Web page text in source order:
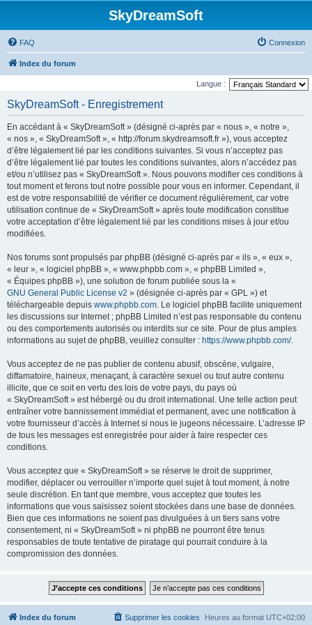
SkyDreamSoft
FAQ Connexion
Index du forum
Langue :
SkyDreamSoft - Enregistrement
En accédant à « SkyDreamSoft » (désigné ci-après par « nous », « notre »,
« nos », « SkyDreamSoft », « http://forum.skydreamsoft.fr »), vous acceptez
d’être légalement lié par les conditions suivantes. Si vous n’acceptez pas
d’être légalement lié par toutes les conditions suivantes, alors n’accédez pas
et/ou n’utilisez pas « SkyDreamSoft ». Nous pouvons modifier ces conditions à
tout moment et ferons tout notre possible pour vous en informer. Cependant, il
est de votre responsabilité de vérifier ce document régulièrement, car votre
utilisation continue de « SkyDreamSoft » après toute modification constitue
votre acceptation d’être légalement lié par les conditions mises à jour et/ou
modifiées.
Nos forums sont propulsés par phpBB (désigné ci-après par « ils », « eux »,
« leur », « logiciel phpBB », « www.phpbb.com », « phpBB Limited »,
« Équipes phpBB »), une solution de forum publiée sous la «
GNU General Public License v2 » (désignée ci-après par « GPL ») et
téléchargeable depuis www.phpbb.com. Le logiciel phpBB facilite uniquement
les discussions sur Internet ; phpBB Limited n’est pas responsable du contenu
ou des comportements autorisés ou interdits sur ce site. Pour de plus amples
informations au sujet de phpBB, veuillez consulter : https://www.phpbb.com/.
Vous acceptez de ne pas publier de contenu abusif, obscène, vulgaire,
diffamatoire, haineux, menaçant, à caractère sexuel ou tout autre contenu
illicite, que ce soit en vertu des lois de votre pays, du pays où
« SkyDreamSoft » est hébergé ou du droit international. Une telle action peut
entraîner votre bannissement immédiat et permanent, avec une notification à
votre fournisseur d’accès à Internet si nous le jugeons nécessaire. L’adresse IP
de tous les messages est enregistrée pour aider à faire respecter ces
conditions.
Vous acceptez que « SkyDreamSoft » se réserve le droit de supprimer,
modifier, déplacer ou verrouiller n’importe quel sujet à tout moment, à notre
seule discrétion. En tant que membre, vous acceptez que toutes les
informations que vous saisissez soient stockées dans une base de données.
Bien que ces informations ne soient pas divulguées à un tiers sans votre
consentement, ni « SkyDreamSoft » ni phpBB ne pourront être tenus
responsables de toute tentative de piratage qui pourrait conduire à la
compromission des données.
Index du forum Heures au format UTC+02:00
Supprimer les cookies